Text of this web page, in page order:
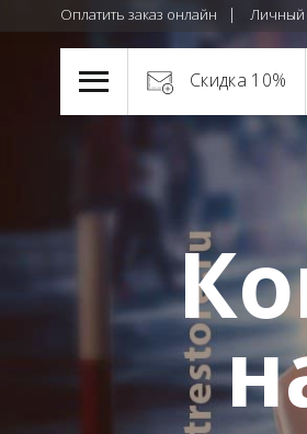
Оплатить заказ онлайн Личный
Скидка 10%